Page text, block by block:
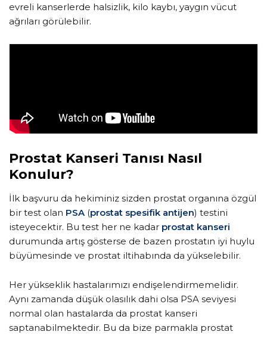
evreli kanserlerde halsizlik, kilo kaybı, yaygın vücut
ağrıları görülebilir.
Prostat Kanseri Tanısı Nasıl
Konulur?
İlk başvuru da hekiminiz sizden prostat organına özgül
bir test olan PSA(prostat spesifik antijen) testini
isteyecektir. Bu test her ne kadar prostat kanseri
durumunda artış gösterse de bazen prostatın iyi huylu
büyümesinde ve prostat iltihabında da yükselebilir.
Her yükseklik hastalarımızı endişelendirmemelidir.
Aynı zamanda düşük olasılık dahi olsa PSA seviyesi
normal olan hastalarda da prostat kanseri
saptanabilmektedir. Bu da bize parmakla prostat